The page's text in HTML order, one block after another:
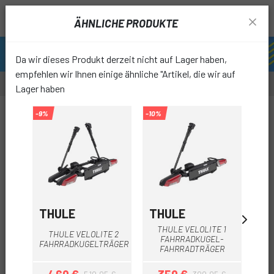
ÄHNLICHE PRODUKTE
Da wir dieses Produkt derzeit nicht auf Lager haben,
empfehlen wir Ihnen einige ähnliche "Artikel, die wir auf
Lager haben
-9%
THULE
THULE VELOLITE 2
FAHRRADKUGELTRÄGER
-10%
THULE
THULE VELOLITE 1
FAHRRADKUGEL-
FAHRRADTRÄGER